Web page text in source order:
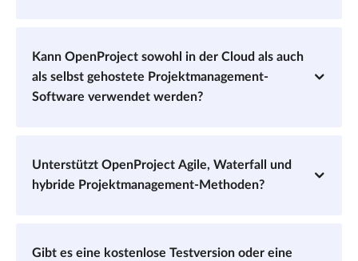
Kann OpenProject sowohl in der Cloud als auch
als selbst gehostete Projektmanagement-
Software verwendet werden?
Unterstützt OpenProject Agile, Waterfall und
hybride Projektmanagement-Methoden?
Gibt es eine kostenlose Testversion oder eine